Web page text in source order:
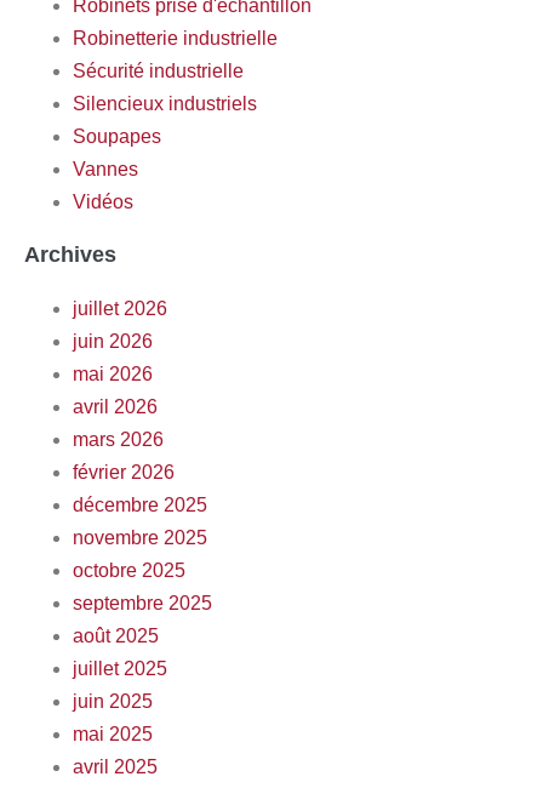
Robinets prise d'échantillon
Robinetterie industrielle
Sécurité industrielle
Silencieux industriels
Soupapes
Vannes
Vidéos
Archives
juillet 2026
juin 2026
mai 2026
avril 2026
mars 2026
février 2026
décembre 2025
novembre 2025
octobre 2025
septembre 2025
août 2025
juillet 2025
juin 2025
mai 2025
avril 2025